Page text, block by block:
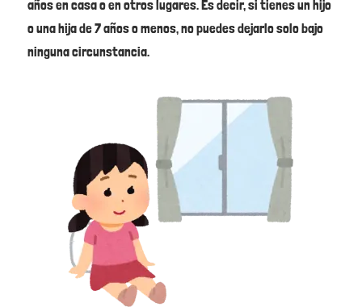
años en casa o en otros lugares. Es decir, si tienes un hijo
o una hija de 7 años o menos, no puedes dejarlo solo bajo
ninguna circunstancia.